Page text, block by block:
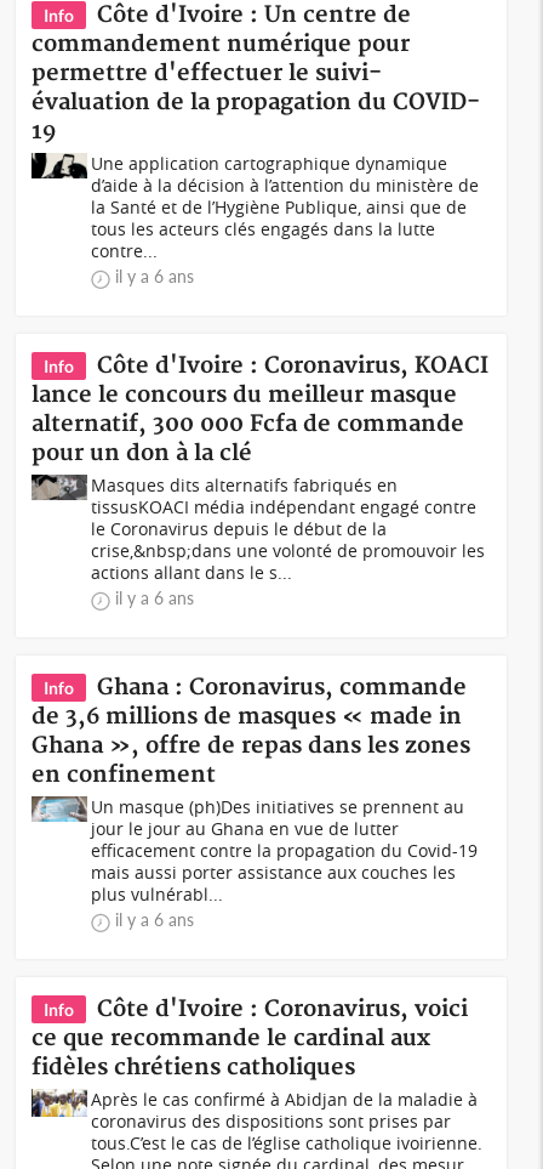
Info
Côte d'Ivoire : Un centre de
commandement numérique pour
permettre d'effectuer le suivi-
évaluation de la propagation du COVID-
19
Une application cartographique dynamique
d’aide à la décision à l’attention du ministère de
la Santé et de l’Hygiène Publique, ainsi que de
tous les acteurs clés engagés dans la lutte
contre...
il y a 6 ans
Info
Côte d'Ivoire : Coronavirus, KOACI
lance le concours du meilleur masque
alternatif, 300 000 Fcfa de commande
pour un don à la clé
Masques dits alternatifs fabriqués en
tissusKOACI média indépendant engagé contre
le Coronavirus depuis le début de la
crise,&nbsp;dans une volonté de promouvoir les
actions allant dans le s...
il y a 6 ans
Info
Ghana : Coronavirus, commande
de 3,6 millions de masques « made in
Ghana », offre de repas dans les zones
en confinement
Un masque (ph)Des initiatives se prennent au
jour le jour au Ghana en vue de lutter
efficacement contre la propagation du Covid-19
mais aussi porter assistance aux couches les
plus vulnérabl...
il y a 6 ans
Info
Côte d'Ivoire : Coronavirus, voici
ce que recommande le cardinal aux
fidèles chrétiens catholiques
Après le cas confirmé à Abidjan de la maladie à
coronavirus des dispositions sont prises par
tous.C’est le cas de l’église catholique ivoirienne.